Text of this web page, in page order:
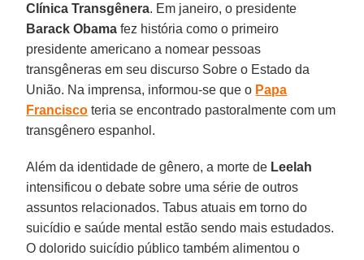
Clínica Transgênera. Em janeiro, o presidente
Barack Obama fez história como o primeiro
presidente americano a nomear pessoas
transgêneras em seu discurso Sobre o Estado da
União. Na imprensa, informou-se que o Papa
Francisco teria se encontrado pastoralmente com um
transgênero espanhol.
Além da identidade de gênero, a morte de Leelah
intensificou o debate sobre uma série de outros
assuntos relacionados. Tabus atuais em torno do
suicídio e saúde mental estão sendo mais estudados.
O dolorido suicídio público também alimentou o